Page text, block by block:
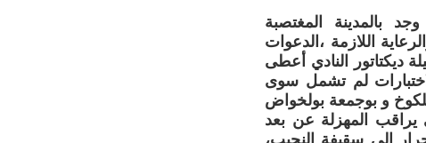
بالمدينة المغتصبة
اللازمة ،الدعوات
ديكتاتور النادي أعطى
لم تشمل سوى
و بوجمعة بولخواض
المهزلة عن بعد